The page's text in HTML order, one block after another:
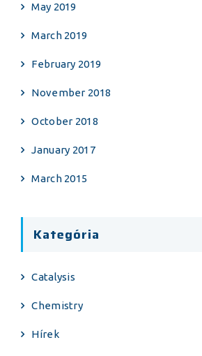
May 2019
March 2019
February 2019
November 2018
October 2018
January 2017
March 2015
Kategória
Catalysis
Chemistry
Hírek